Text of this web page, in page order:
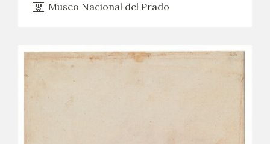
EL VIAJE DE GOYA
Museo Nacional del Prado